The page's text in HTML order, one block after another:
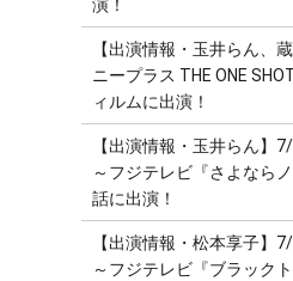
演！
【出演情報・玉井らん、
ニープラス THE ONE
ィルムに出演！
【出演情報・玉井らん】
～フジテレビ『さよなら
話に出演！
【出演情報・松本享子】
～フジテレビ『ブラック